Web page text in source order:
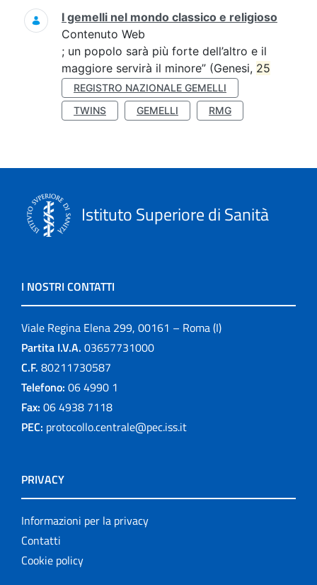
Ricerca
I gemelli nel mondo classico e religioso
Contenuto Web
; un popolo sarà più forte dell’altro e il
maggiore servirà il minore” (Genesi, 25
REGISTRO NAZIONALE GEMELLI
TWINS
GEMELLI RMG
Istituto Superiore di Sanità
I NOSTRI CONTATTI
Viale Regina Elena 299, 00161 – Roma (I)
Partita I.V.A. 03657731000
C.F. 80211730587
Telefono: 06 4990 1
Fax: 06 4938 7118
PEC: protocollo.centrale@pec.iss.it
PRIVACY
Informazioni per la privacy
Contatti
Cookie policy